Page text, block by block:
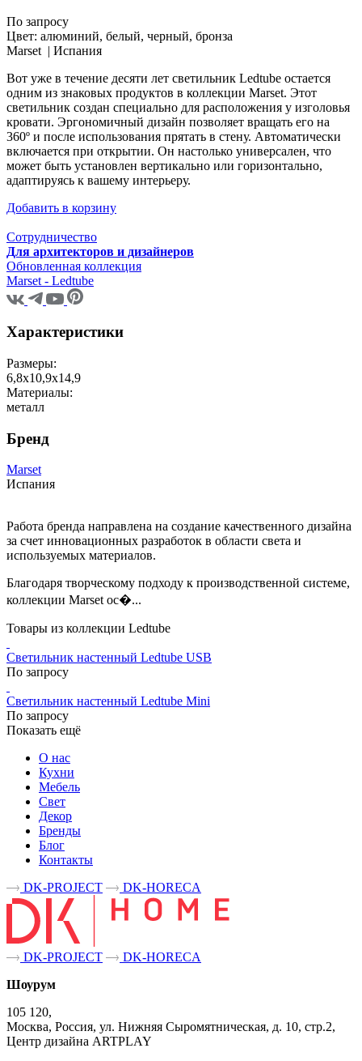
По запросу
Цвет: алюминий, белый, черный, бронза
Marset | Испания
Вот уже в течение десяти лет светильник Ledtube остается
одним из знаковых продуктов в коллекции Marset. Этот
светильник создан специально для расположения у изголовья
кровати. Эргономичный дизайн позволяет вращать его на
360º и после использования прятать в стену. Автоматически
включается при открытии. Он настолько универсален, что
может быть установлен вертикально или горизонтально,
адаптируясь к вашему интерьеру.
Добавить в корзину
Сотрудничество
Для архитекторов и дизайнеров
Обновленная коллекция
Marset - Ledtube
Характеристики
Размеры:
6,8x10,9x14,9
Материалы:
металл
Бренд
Marset
Испания
Работа бренда направлена на создание качественного дизайна
за счет инновационных разработок в области света и
используемых материалов.
Благодаря творческому подходу к производственной системе,
коллекции Marset ос�...
Товары из коллекции Ledtube
Светильник настенный Ledtube USB
По запросу
Светильник настенный Ledtube Mini
По запросу
Показать ещё
О нас
Кухни
Мебель
Свет
Декор
Бренды
Блог
Контакты
DK-PROJECT
DK-HORECA
DK-PROJECT
DK-HORECA
Шоурум
105 120,
Москва, Россия, ул. Нижняя Сыромятническая, д. 10, стр.2,
Центр дизайна ARTPLAY